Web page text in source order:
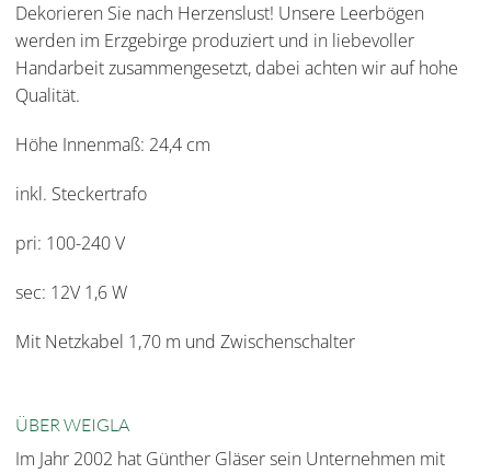
Dekorieren Sie nach Herzenslust! Unsere Leerbögen
werden im Erzgebirge produziert und in liebevoller
Handarbeit zusammengesetzt, dabei achten wir auf hohe
Qualität.
Höhe Innenmaß: 24,4 cm
inkl. Steckertrafo
pri: 100-240 V
sec: 12V 1,6 W
Mit Netzkabel 1,70 m und Zwischenschalter
ÜBER WEIGLA
Im Jahr 2002 hat Günther Gläser sein Unternehmen mit